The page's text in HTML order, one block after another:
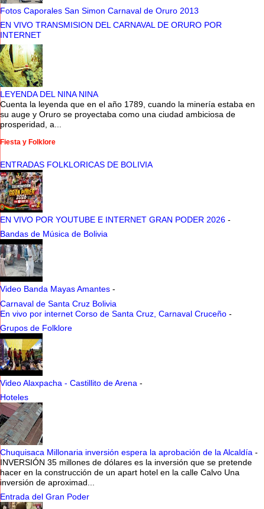
Fotos Caporales San Simon Carnaval de Oruro 2013
EN VIVO TRANSMISION DEL CARNAVAL DE ORURO POR
INTERNET
LEYENDA DEL NINA NINA
Cuenta la leyenda que en el año 1789, cuando la minería estaba en
su auge y Oruro se proyectaba como una ciudad ambiciosa de
prosperidad, a...
Fiesta y Folklore
ENTRADAS FOLKLORICAS DE BOLIVIA
EN VIVO POR YOUTUBE E INTERNET GRAN PODER 2026 -
Bandas de Música de Bolivia
Video Banda Mayas Amantes -
Carnaval de Santa Cruz Bolivia
En vivo por internet Corso de Santa Cruz, Carnaval Cruceño -
Grupos de Folklore
Video Alaxpacha - Castillito de Arena -
Hoteles
Chuquisaca Millonaria inversión espera la aprobación de la Alcaldía -
INVERSIÓN 35 millones de dólares es la inversión que se pretende
hacer en la construcción de un apart hotel en la calle Calvo Una
inversión de aproximad...
Entrada del Gran Poder